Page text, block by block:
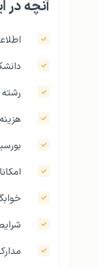
آنچه در
رشته